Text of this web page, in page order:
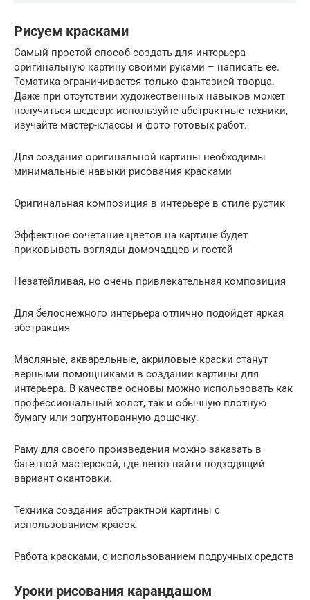
Рисуем красками
Самый простой способ создать для интерьера
оригинальную картину своими руками – написать ее.
Тематика ограничивается только фантазией творца.
Даже при отсутствии художественных навыков может
получиться шедевр: используйте абстрактные техники,
изучайте мастер-классы и фото готовых работ.
Для создания оригинальной картины необходимы
минимальные навыки рисования красками
Оригинальная композиция в интерьере в стиле рустик
Эффектное сочетание цветов на картине будет
приковывать взгляды домочадцев и гостей
Незатейливая, но очень привлекательная композиция
Для белоснежного интерьера отлично подойдет яркая
абстракция
Масляные, акварельные, акриловые краски станут
верными помощниками в создании картины для
интерьера. В качестве основы можно использовать как
профессиональный холст, так и обычную плотную
бумагу или загрунтованную дощечку.
Раму для своего произведения можно заказать в
багетной мастерской, где легко найти подходящий
вариант окантовки.
Техника создания абстрактной картины с
использованием красок
Работа красками, с использованием подручных средств
Уроки рисования карандашом